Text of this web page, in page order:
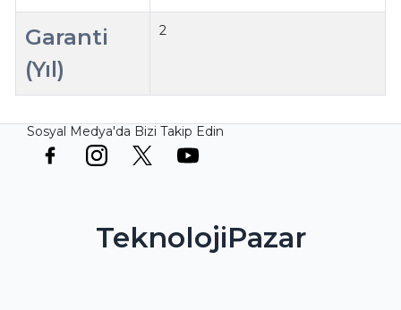
Garanti
(Yıl)
2
Sosyal Medya'da Bizi Takip Edin
TeknolojiPazar